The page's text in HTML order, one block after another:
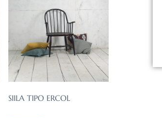
SIILA TIPO ERCOL